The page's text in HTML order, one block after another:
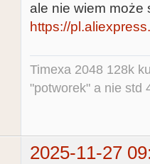
ale nie wiem może
https://
Timexa 2048 128k
"potworek" a nie std
2025-11-27